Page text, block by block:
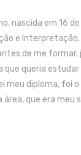
nascida em 16
e
de me
que queria estudar
meu diploma, foi
que era meu